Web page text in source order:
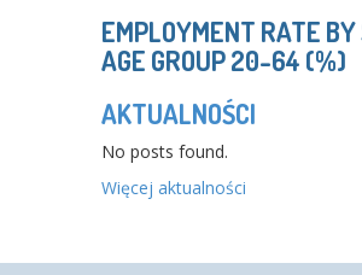
EMPLOYMENT RATE BY
AGE GROUP 20-64 (%)
AKTUALNOŚCI
No posts found.
Więcej aktualności